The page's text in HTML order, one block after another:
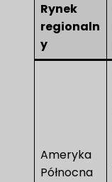
Rynek
regionaln
y
Ameryka
Północna